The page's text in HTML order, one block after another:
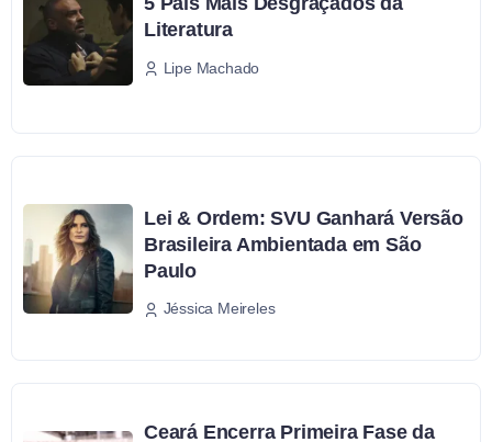
Literatura
Lipe Machado
Lei & Ordem: SVU Ganhará Versão
Brasileira Ambientada em São
Paulo
Jéssica Meireles
Ceará Encerra Primeira Fase da